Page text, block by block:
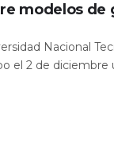
modelos de
Nacional
el 2 de